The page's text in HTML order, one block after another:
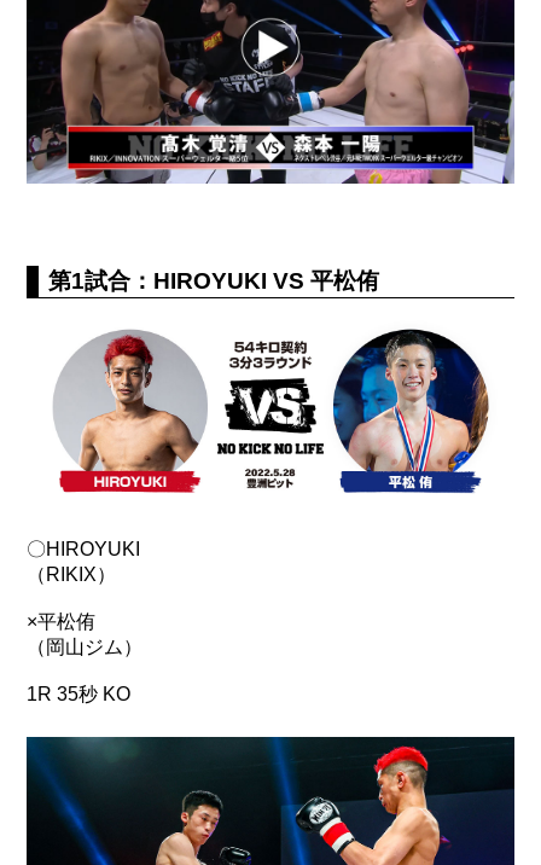
第1試合：HIROYUKI VS 平松侑
〇HIROYUKI
（RIKIX）
×平松侑
（岡山ジム）
1R 35秒 KO